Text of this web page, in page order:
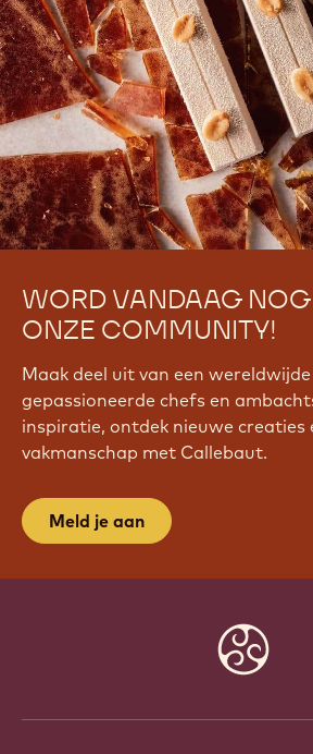
WORD VANDAAG
Maak deel uit van een
gepassioneerde chefs en
vakmanschap met Callebaut.